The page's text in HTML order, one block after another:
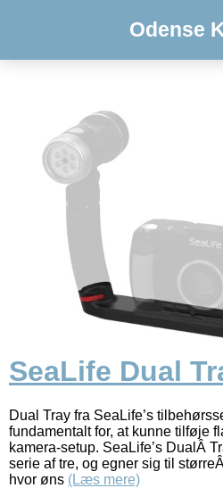
Odense
SeaLife Dual
Dual Tray fra SeaLife’s
fundamentalt for, at kunne tilføje
kamera-setup. SeaLife’s DualÂ
serie af tre, og egner sig til
hvor øns (Læs mere)